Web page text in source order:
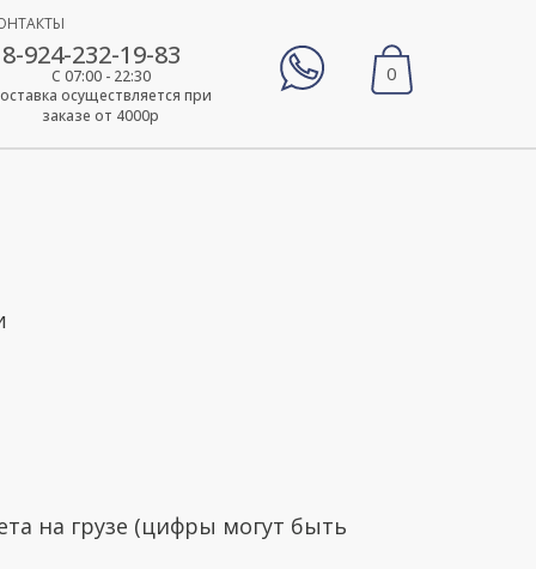
8-924-232-19-83
осуществляется при
заказе от 4000р
С 07:00 - 22:30 0
на грузе (цифры могут быть